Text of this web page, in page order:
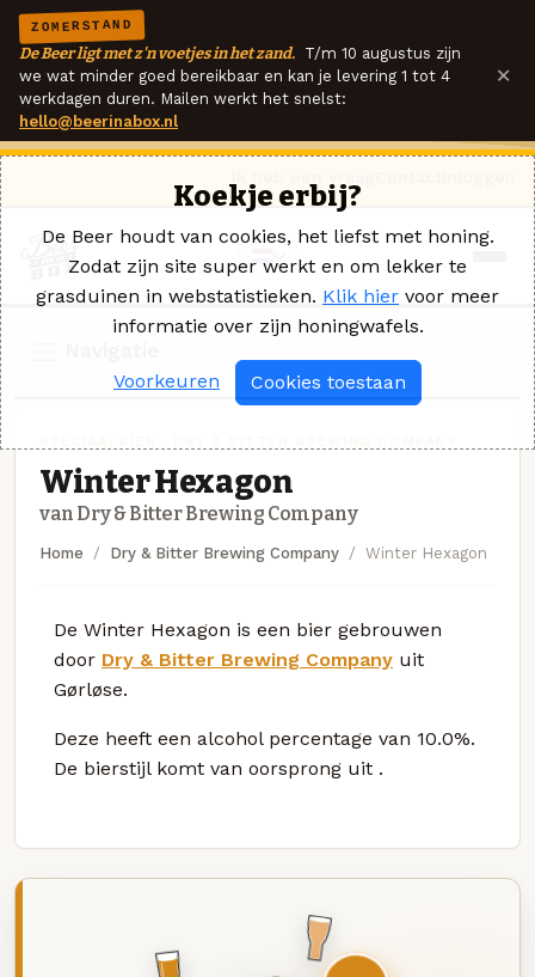
ZOMERSTAND
De Beer ligt met z'n voetjes in het zand. T/m 10 augustus zijn
we wat minder goed bereikbaar en kan je levering 1 tot 4
werkdagen duren. Mailen werkt het snelst:
hello@beerinabox.nl
×
Winter Hexagon
van Dry & Bitter Brewing Company
Home Dry & Bitter Brewing Company Winter Hexagon
De Winter Hexagon is een bier gebrouwen
door Dry & Bitter Brewing Company uit
Gørløse.
Deze heeft een alcohol percentage van 10.0%.
De bierstijl komt van oorsprong uit .
Koekje erbij?
De Beer houdt van cookies, het liefst met honing.
Zodat zijn site super werkt en om lekker te
grasduinen in webstatistieken. Klik hier voor meer
informatie over zijn honingwafels.
Voorkeuren Cookies toestaan